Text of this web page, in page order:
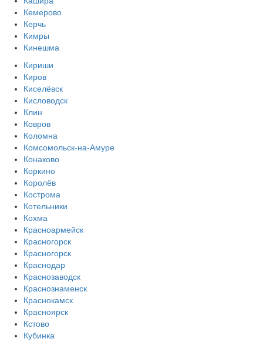
Кемерово
Керчь
Кимры
Кинешма
Кириши
Киров
Киселёвск
Кисловодск
Клин
Ковров
Коломна
Комсомольск-на-Амуре
Конаково
Коркино
Королёв
Кострома
Котельники
Кохма
Красноармейск
Красногорск
Красногорск
Краснодар
Краснозаводск
Краснознаменск
Краснокамск
Красноярск
Кстово
Кубинка